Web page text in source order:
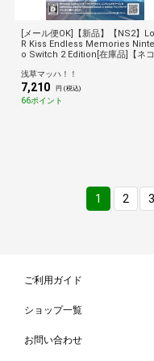
[メール便OK]【新品】【NS2】
R Kiss Endless Memories
o Switch 2 Edition[在庫品]【ネ
浅草マッハ！！
7,210 円 (税込)
66ポイント
1 2 3
ご利用ガイド
ショップ一覧
お問い合わせ